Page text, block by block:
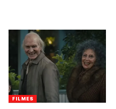
FILMES